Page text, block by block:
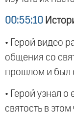
00:55:10
• Герой видео
общения со
прошлом и был
• Герой узнал о
святость в этом